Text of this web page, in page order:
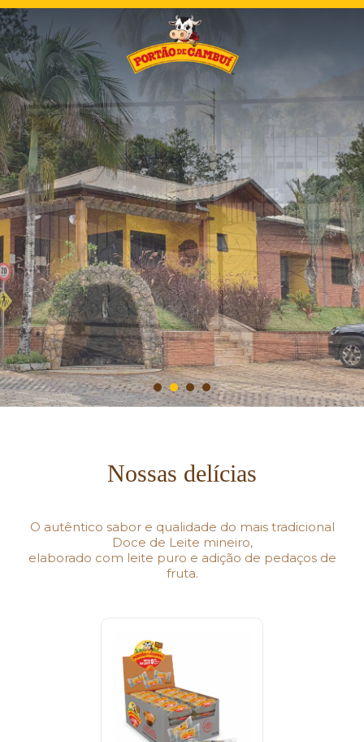
Nossas delícias
O autêntico sabor e qualidade do mais tradicional
Doce de Leite mineiro,
elaborado com leite puro e adição de pedaços de
fruta.